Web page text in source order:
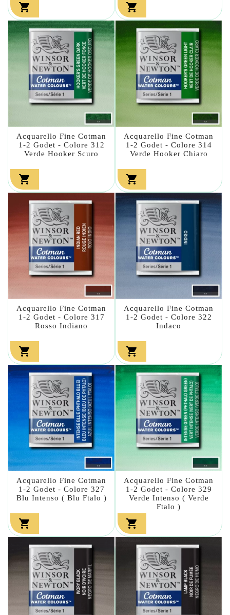
 
Acquarello Fine Cotman
1-2 Godet - Colore 312
Verde Hooker Scuro

Acquarello Fine Cotman
1-2 Godet - Colore 314
Verde Hooker Chiaro

Acquarello Fine Cotman
1-2 Godet - Colore 317
Rosso Indiano

Acquarello Fine Cotman
1-2 Godet - Colore 322
Indaco

Acquarello Fine Cotman
1-2 Godet - Colore 327
Blu Intenso ( Blu Ftalo )

Acquarello Fine Cotman
1-2 Godet - Colore 329
Verde Intenso ( Verde
Ftalo )
